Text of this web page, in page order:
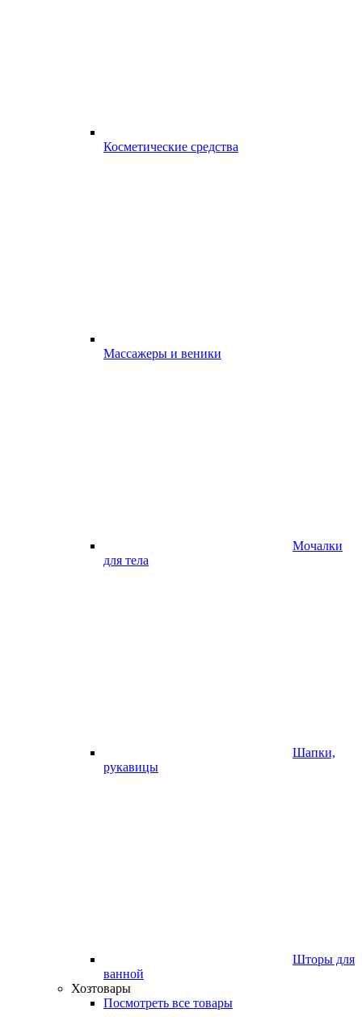
Косметические средства
Массажеры и веники
Мочалки
для тела
Шапки,
рукавицы
Шторы для
ванной
Хозтовары
Посмотреть все товары